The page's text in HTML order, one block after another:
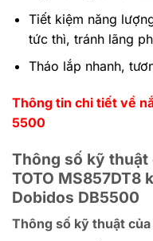
Tiết kiệm năng
tức thì, tránh lãng
Tháo lắp nhanh,
Thông tin chi tiết về
5500
Thông số kỹ thuật
TOTO MS857DT8
Dobidos DB5500
Thông số kỹ thuật của